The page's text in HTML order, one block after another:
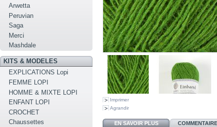
Arwetta
Peruvian
Saga
Merci
Mashdale
KITS & MODELES
EXPLICATIONS Lopi
FEMME LOPI
HOMME & MIXTE LOPI
ENFANT LOPI
CROCHET
Chaussettes
Imprimer
Agrandir
EN SAVOIR PLUS